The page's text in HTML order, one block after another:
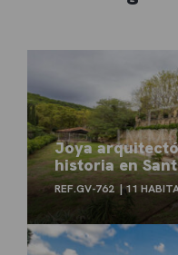
Joya
historia en
REF.GV-762 11